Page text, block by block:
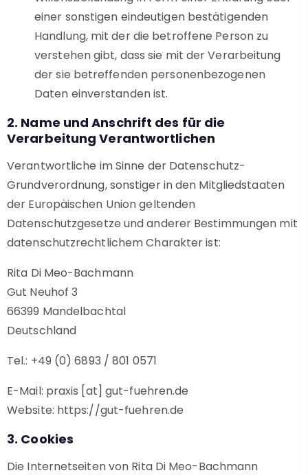
einer sonstigen eindeutigen bestätigenden
Handlung, mit der die betroffene Person zu
verstehen gibt, dass sie mit der Verarbeitung
der sie betreffenden personenbezogenen
Daten einverstanden ist.
2. Name und Anschrift des für die
Verarbeitung Verantwortlichen
Verantwortliche im Sinne der Datenschutz-
Grundverordnung, sonstiger in den Mitgliedstaaten
der Europäischen Union geltenden
Datenschutzgesetze und anderer Bestimmungen mit
datenschutzrechtlichem Charakter ist:
Rita Di Meo-Bachmann
Gut Neuhof 3
66399 Mandelbachtal
Deutschland
Tel.: +49 (0) 6893 / 801 0571
E-Mail: praxis [at] gut-fuehren.de
Website: https://gut-fuehren.de
3. Cookies
Die Internetseiten von Rita Di Meo-Bachmann